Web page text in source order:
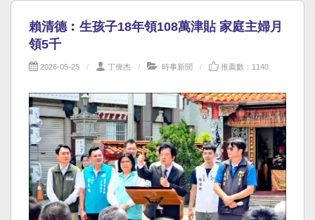
賴清德︰生孩子18年領108萬津貼 家庭主婦月
領5千
2026-05-25 丁偉杰 時事新聞 推薦數：1140